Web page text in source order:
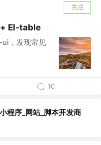
关注
El-table
，发现常见
10
程序_网站_脚本开发商